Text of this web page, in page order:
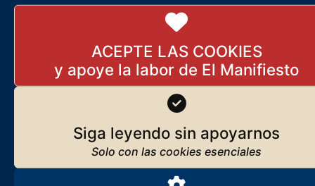
ACEPTE LAS COOKIES
Siga leyendo sin apoyarnos
La inminente victoria de Rusia en la
guerra de Ucrania
22 de enero de 2024